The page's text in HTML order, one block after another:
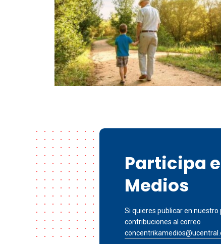
Participa
Medios
Si quieres publicar en nuestro
contribuciones al correo